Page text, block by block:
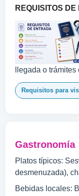
REQUISITOS
llegada o
Requisitos para
Gastronomía
Platos típicos:
desmenuzada),
Bebidas locales: